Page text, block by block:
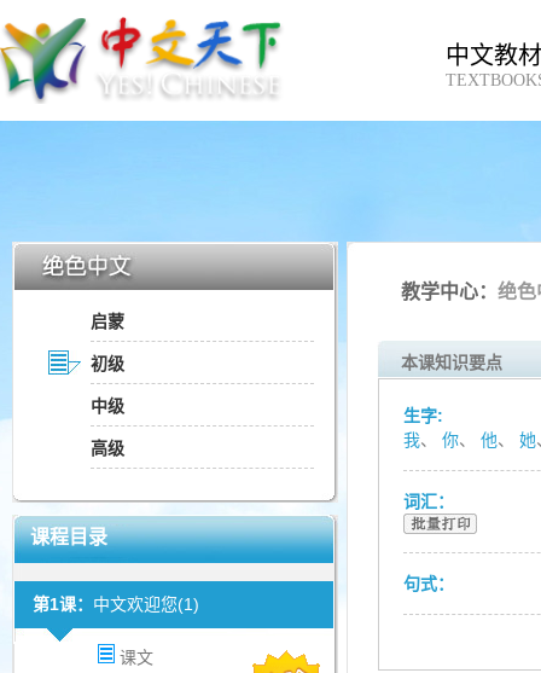
中文教
启蒙
初级
中级
高级
课程目录
第1课： 中文欢迎您(1)
课文
教学中心： 绝
本课知识要点
生字:
我、 你、 他、 她
词汇：
句式：